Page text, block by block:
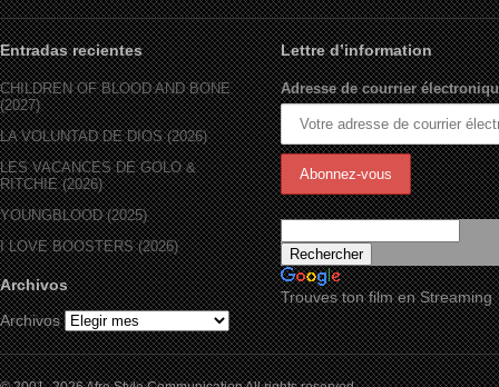
Entradas recientes
CHILDREN OF BLOOD AND BONE
(2027)
LA VOLUNTAD DE DIOS (2026)
LES VACANCES DE GOLO &
RITCHIE (2026)
YOUNGBLOOD (2025)
I LOVE BOOSTERS (2026)
Archivos
Archivos
Lettre d’information
Adresse de courrier
Trouves ton film en Streaming